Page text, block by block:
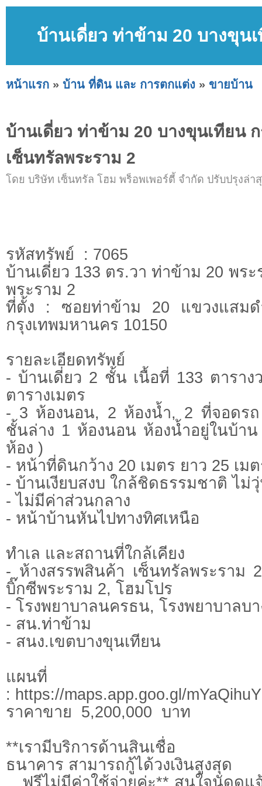
บ้านเดี่ยว ท่าข้าม 20 บางขุน
หน้าแรก » บ้าน ที่ดิน และ การตกแต่ง » ขายบ้าน
บ้านเดี่ยว ท่าข้าม 20 บางขุนเทียน ก
เซ็นทรัลพระราม 2
โดย บริษัท เซ็นทรัล โฮม พร็อพเพอร์ตี้ จำกัด ปรับปรุงล่า
รหัสทรัพย์ : 7065
บ้านเดี่ยว 133 ตร.วา ท่าข้าม 20 พร
พระราม 2
ที่ตั้ง : ซอยท่าข้าม 20 แขวงแสมด
กรุงเทพมหานคร 10150
รายละเอียดทรัพย์
- บ้านเดี่ยว 2 ชั้น เนื้อที่ 133 ตารา
ตารางเมตร
- 3 ห้องนอน, 2 ห้องน้ำ, 2 ที่จอดร
ชั้นล่าง 1 ห้องนอน ห้องน้ำอยู่ในบ้า
ห้อง )
- หน้าที่ดินกว้าง 20 เมตร ยาว 25 เม
- บ้านเงียบสงบ ใกล้ชิดธรรมชาติ ไม่
- ไม่มีค่าส่วนกลาง
- หน้าบ้านหันไปทางทิศเหนือ
ทำเล และสถานที่ใกล้เคียง
- ห้างสรรพสินค้า เซ็นทรัลพระราม
บิ๊กซีพระราม 2, โฮมโปร
- โรงพยาบาลนครธน, โรงพยาบาลบ
- สน.ท่าข้าม
- สนง.เขตบางขุนเทียน
แผนที่
: https://maps.app.goo.gl/
ราคาขาย 5,200,000 บาท
**เรามีบริการด้านสินเชื่อ
ธนาคาร สามารถกู้ได้วงเงินสูงสุด
ฟรีไม่มีค่าใช้จ่ายค่ะ** สนใจนัดดูแ